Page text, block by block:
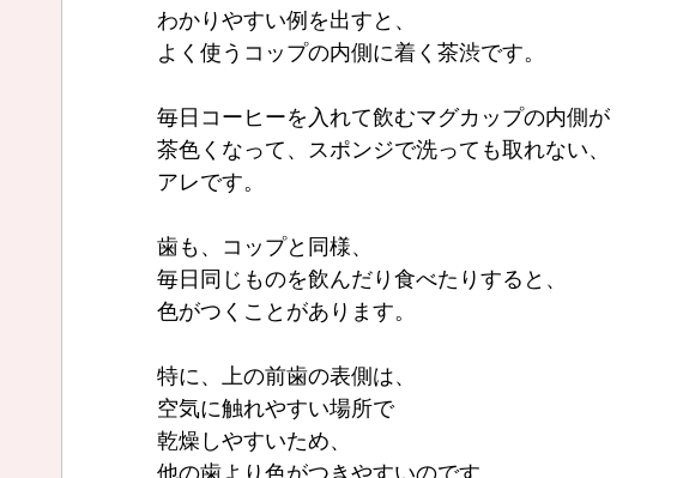
わかりやすい例を出すと、
よく使うコップの内側に着く茶渋です。
毎日コーヒーを入れて飲むマグカップの内側が
茶色くなって、スポンジで洗っても取れない、
アレです。
歯も、コップと同様、
毎日同じものを飲んだり食べたりすると、
色がつくことがあります。
特に、上の前歯の表側は、
空気に触れやすい場所で
乾燥しやすいため、